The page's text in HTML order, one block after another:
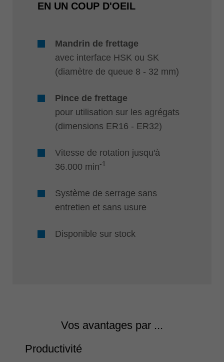
EN UN COUP D'OEIL
Mandrin de frettage
avec interface HSK ou SK
(diamètre de queue 8 - 32 mm)
Pince de frettage
pour utilisation sur les agrégats
(dimensions ER16 - ER32)
Vitesse de rotation jusqu'à
36.000 min-1
Système de serrage sans
entretien et sans usure
Disponible sur stock
Vos avantages par ...
Productivité